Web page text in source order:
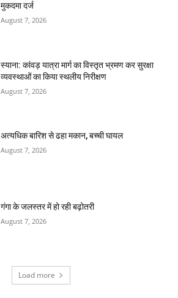
मुकदमा दर्ज
August 7, 2026
स्याना: कांवड़ यात्रा मार्ग का विस्तृत भ्रमण कर सुरक्षा
व्यवस्थाओं का किया स्थलीय निरीक्षण
August 7, 2026
अत्यधिक बारिश से ढहा मकान, बच्ची घायल
August 7, 2026
गंगा के जलस्तर में हो रही बढ़ोतरी
August 7, 2026
Load more